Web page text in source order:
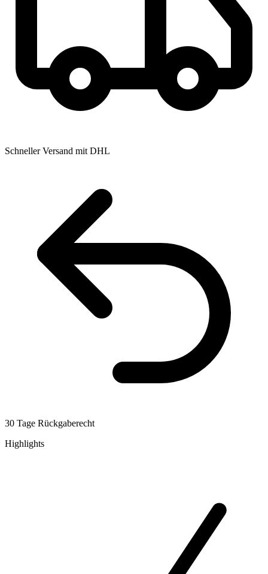
Schneller Versand mit DHL
30 Tage Rückgaberecht
Highlights